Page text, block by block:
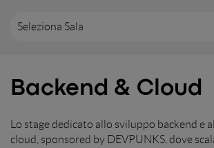
Seleziona Sala
Backend & Cloud
Lo stage dedicato allo sviluppo backend
cloud, sponsored by DEVPUNKS, dove